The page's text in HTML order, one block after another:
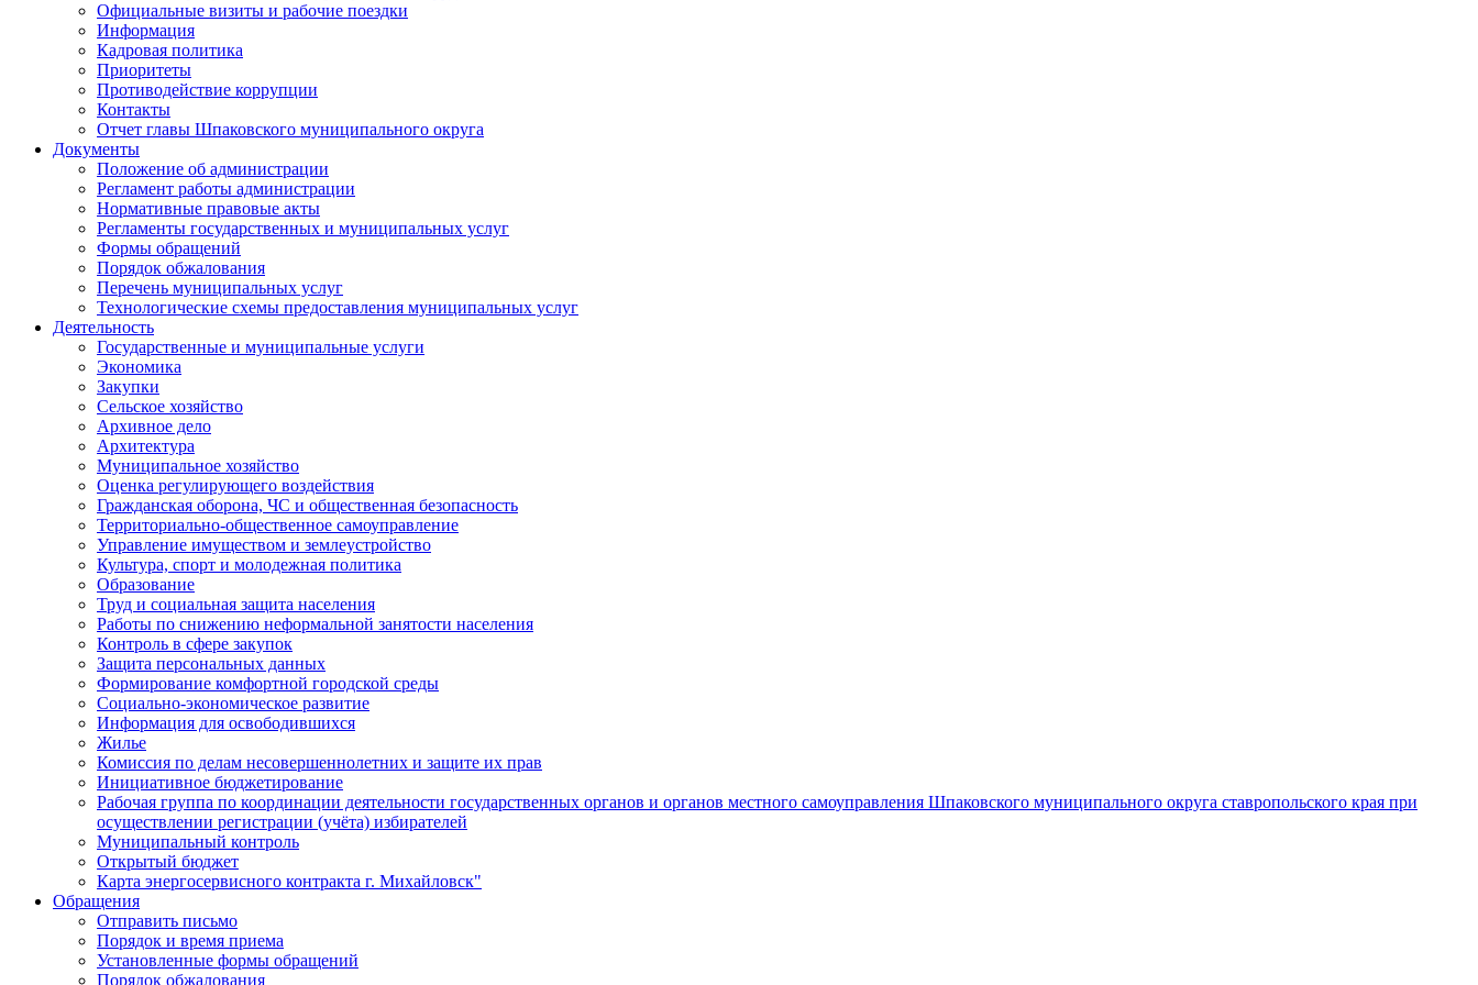
Официальные визиты и рабочие поездки
Информация
Кадровая политика
Приоритеты
Противодействие коррупции
Контакты
Отчет главы Шпаковского муниципального округа
Документы
Положение об администрации
Регламент работы администрации
Нормативные правовые акты
Регламенты государственных и муниципальных услуг
Формы обращений
Порядок обжалования
Перечень муниципальных услуг
Технологические схемы предоставления муниципальных услуг
Деятельность
Государственные и муниципальные услуги
Экономика
Закупки
Сельское хозяйство
Архивное дело
Архитектура
Муниципальное хозяйство
Оценка регулирующего воздействия
Гражданская оборона, ЧС и общественная безопасность
Территориально-общественное самоуправление
Управление имуществом и землеустройство
Культура, спорт и молодежная политика
Образование
Труд и социальная защита населения
Работы по снижению неформальной занятости населения
Контроль в сфере закупок
Защита персональных данных
Формирование комфортной городской среды
Социально-экономическое развитие
Информация для освободившихся
Жилье
Комиссия по делам несовершеннолетних и защите их прав
Инициативное бюджетирование
Рабочая группа по координации деятельности государственных органов и органов местного самоуправления Шпаковского муниципального округа ставропольского края при
осуществлении регистрации (учёта) избирателей
Муниципальный контроль
Открытый бюджет
Карта энергосервисного контракта г. Михайловск"
Обращения
Отправить письмо
Порядок и время приема
Установленные формы обращений
Порядок обжалования